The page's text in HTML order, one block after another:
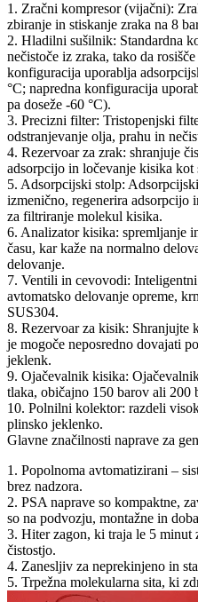
1. Zračni kompresor (vijačni):
zbiranje in stiskanje zraka na 8
2. Hladilni sušilnik: Standardna
nečistoče iz zraka, tako da
konfiguracija uporablja
°C; napredna konfiguracija
pa doseže -60 °C).
3. Precizni filter: Tristopenjski
odstranjevanje olja, prahu in
4. Rezervoar za zrak: shranjuje
adsorpcijo in ločevanje kisika kot
5. Adsorpcijski stolp:
izmenično, regenerira
za filtriranje molekul kisika.
6. Analizator kisika: spremljanje
času, kar kaže na normalno
delovanje.
7. Ventili in cevovodi:
avtomatsko delovanje opreme,
SUS304.
8. Rezervoar za kisik: Shranjujte
je mogoče neposredno dovajati
jeklenk.
9. Ojačevalnik kisika:
tlaka, običajno 150 barov ali 200
10. Polnilni kolektor: razdeli
plinsko jeklenko.
Glavne značilnosti naprave za
1. Popolnoma avtomatizirani –
brez nadzora.
2. PSA naprave so kompaktne,
so na podvozju, montažne in
3. Hiter zagon, ki traja le 5 minut
čistostjo.
4. Zanesljiv za neprekinjeno in
5. Trpežna molekularna sita, ki